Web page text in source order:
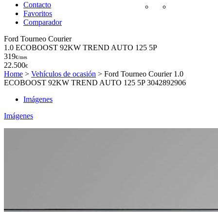
Contacto
Favoritos
Comparador
Ford Tourneo Courier
1.0 ECOBOOST 92KW TREND AUTO 125 5P
319€/mes
22.500€
Home > Vehículos de ocasión > Ford Tourneo Courier 1.0
ECOBOOST 92KW TREND AUTO 125 5P 3042892906
Imágenes
Imágenes